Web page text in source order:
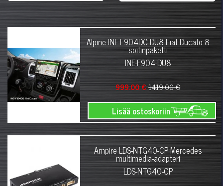
Alpine INE-F904DC-DU8 Fiat Ducato 8
soitinpaketti
INE-F904-DU8
999.00 €1419.00 €
Lisää ostoskoriin
Ampire LDS-NTG40-CP Mercedes
multimedia-adapteri
LDS-NTG40-CP